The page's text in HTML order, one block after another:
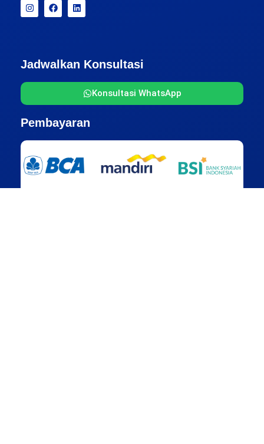
Jadwalkan Konsultasi
Konsultasi WhatsApp
Pembayaran